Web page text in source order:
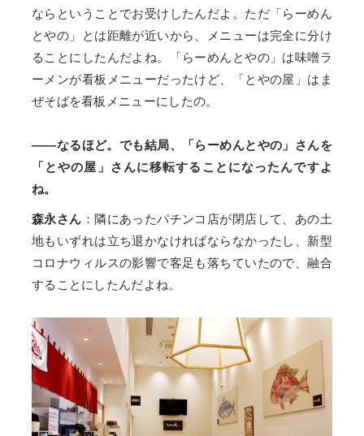
ならということでお受けしたんだよ。ただ「らーめん
とやの」とは距離が近いから、メニューは完全に分け
ることにしたんだよね。「らーめんとやの」は味噌ラ
ーメンが看板メニューだったけど、「とやの屋」はま
ぜそばを看板メニューにしたの。
——なるほど。でも結局、「らーめんとやの」さんを
「とやの屋」さんに移転することになったんですよ
ね。
森永さん ：隣にあったパチンコ店が閉店して、あの土
地もいずれは立ち退かなければならなかったし、新型
コロナウィルスの影響で客足も落ちていたので、融合
することにしたんだよね。